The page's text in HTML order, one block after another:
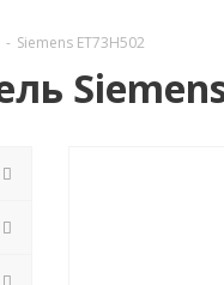
- Siemens ET73H502